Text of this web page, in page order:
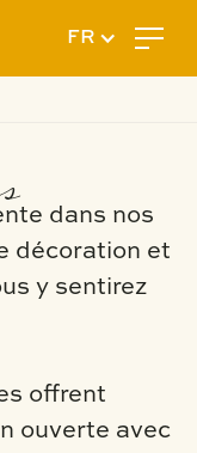
FR
dans nos
décoration et
y sentirez
offrent
ouverte avec